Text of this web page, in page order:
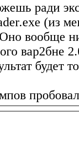
ради
(из
вообще
вар2бне
будет